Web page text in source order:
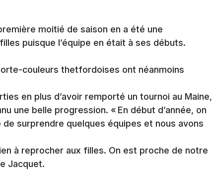
moitié de saison en a été une
puisque l’équipe en était à ses débuts.
couleurs thetfordoises ont néanmoins
en plus d’avoir remporté un tournoi au Maine,
une belle progression. « En début d’année, on
surprendre quelques équipes et nous avons
à reprocher aux filles. On est proche de notre
Jacquet.